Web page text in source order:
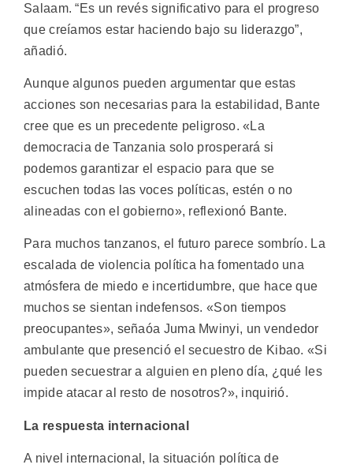
Salaam. “Es un revés significativo para el progreso
que creíamos estar haciendo bajo su liderazgo”,
añadió.
Aunque algunos pueden argumentar que estas
acciones son necesarias para la estabilidad, Bante
cree que es un precedente peligroso. «La
democracia de Tanzania solo prosperará si
podemos garantizar el espacio para que se
escuchen todas las voces políticas, estén o no
alineadas con el gobierno», reflexionó Bante.
Para muchos tanzanos, el futuro parece sombrío. La
escalada de violencia política ha fomentado una
atmósfera de miedo e incertidumbre, que hace que
muchos se sientan indefensos. «Son tiempos
preocupantes», señaóa Juma Mwinyi, un vendedor
ambulante que presenció el secuestro de Kibao. «Si
pueden secuestrar a alguien en pleno día, ¿qué les
impide atacar al resto de nosotros?», inquirió.
La respuesta internacional
A nivel internacional, la situación política de